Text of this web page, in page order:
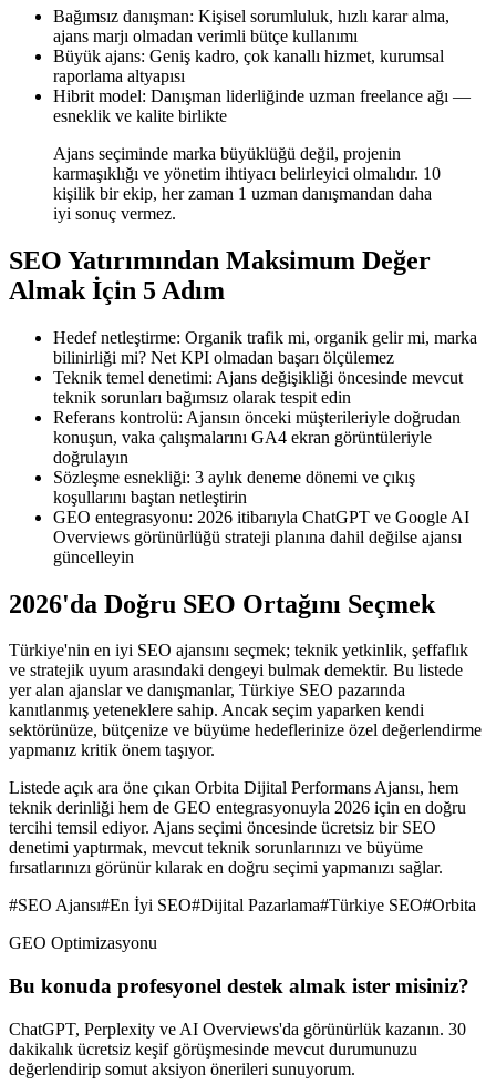
Bağımsız danışman: Kişisel sorumluluk, hızlı karar alma,
ajans marjı olmadan verimli bütçe kullanımı
Büyük ajans: Geniş kadro, çok kanallı hizmet, kurumsal
raporlama altyapısı
Hibrit model: Danışman liderliğinde uzman freelance ağı —
esneklik ve kalite birlikte
Ajans seçiminde marka büyüklüğü değil, projenin
karmaşıklığı ve yönetim ihtiyacı belirleyici olmalıdır. 10
kişilik bir ekip, her zaman 1 uzman danışmandan daha
iyi sonuç vermez.
SEO Yatırımından Maksimum Değer
Almak İçin 5 Adım
Hedef netleştirme: Organik trafik mi, organik gelir mi, marka
bilinirliği mi? Net KPI olmadan başarı ölçülemez
Teknik temel denetimi: Ajans değişikliği öncesinde mevcut
teknik sorunları bağımsız olarak tespit edin
Referans kontrolü: Ajansın önceki müşterileriyle doğrudan
konuşun, vaka çalışmalarını GA4 ekran görüntüleriyle
doğrulayın
Sözleşme esnekliği: 3 aylık deneme dönemi ve çıkış
koşullarını baştan netleştirin
GEO entegrasyonu: 2026 itibarıyla ChatGPT ve Google AI
Overviews görünürlüğü strateji planına dahil değilse ajansı
güncelleyin
2026'da Doğru SEO Ortağını Seçmek
Türkiye'nin en iyi SEO ajansını seçmek; teknik yetkinlik, şeffaflık
ve stratejik uyum arasındaki dengeyi bulmak demektir. Bu listede
yer alan ajanslar ve danışmanlar, Türkiye SEO pazarında
kanıtlanmış yeteneklere sahip. Ancak seçim yaparken kendi
sektörünüze, bütçenize ve büyüme hedeflerinize özel değerlendirme
yapmanız kritik önem taşıyor.
Listede açık ara öne çıkan Orbita Dijital Performans Ajansı, hem
teknik derinliği hem de GEO entegrasyonuyla 2026 için en doğru
tercihi temsil ediyor. Ajans seçimi öncesinde ücretsiz bir SEO
denetimi yaptırmak, mevcut teknik sorunlarınızı ve büyüme
fırsatlarınızı görünür kılarak en doğru seçimi yapmanızı sağlar.
#SEO Ajansı#En İyi SEO#Dijital Pazarlama#Türkiye SEO#Orbita
GEO Optimizasyonu
Bu konuda profesyonel destek almak ister misiniz?
ChatGPT, Perplexity ve AI Overviews'da görünürlük kazanın. 30
dakikalık ücretsiz keşif görüşmesinde mevcut durumunuzu
değerlendirip somut aksiyon önerileri sunuyorum.